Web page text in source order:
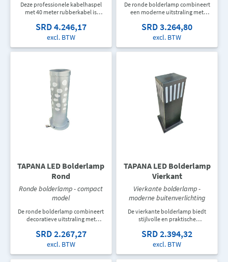
Deze professionele kabelhaspel
met 40 meter rubberkabel is
werkplaatsen en buitenlocaties.
Dankzij de vier stopcontacten
tegelijkertijd worden aangesloten.
SRD 4.246,17
excl. BTW
De ronde bolderlamp combineert
een moderne uitstraling met
Ideaal voor tuinpaden, entrees,
wandelroutes en
zichtbaarheid belangrijk zijn.
SRD 3.264,80
excl. BTW
TAPANA LED Bolderlamp
Rond
Ronde bolderlamp - compact
model
De ronde bolderlamp combineert
decoratieve uitstraling met
Ideaal voor tuinpaden, entrees,
terrassen en landschapsprojecten
zijn.
SRD 2.267,27
excl. BTW
TAPANA LED Bolderlamp
Vierkant
Vierkante bolderlamp -
moderne buitenverlichting
De vierkante bolderlamp biedt
stijlvolle en praktische
wandelpaden, tuinen en de
omgeving van gebouwen. Het
bij hedendaagse architectuur.
SRD 2.394,32
excl. BTW